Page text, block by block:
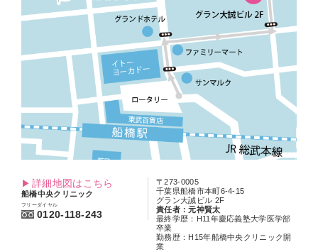
詳細地図はこちら
船橋中央クリニック
フリーダイヤル
0120-118-243
〒273-0005
千葉県船橋市本町6-4-15
グラン大誠ビル 2F
責任者：元神賢太
最終学歴：H11年慶応義塾大学医学部
卒業
勤務歴：H15年船橋中央クリニック開
業